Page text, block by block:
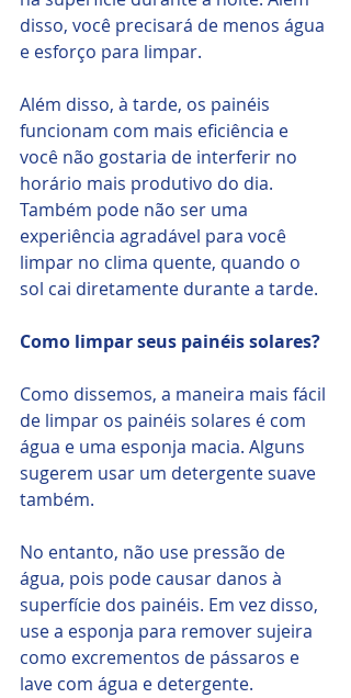
disso, você precisará de menos água
e esforço para limpar.
Além disso, à tarde, os painéis
funcionam com mais eficiência e
você não gostaria de interferir no
horário mais produtivo do dia.
Também pode não ser uma
experiência agradável para você
limpar no clima quente, quando o
sol cai diretamente durante a tarde.
Como limpar seus painéis solares?
Como dissemos, a maneira mais fácil
de limpar os painéis solares é com
água e uma esponja macia. Alguns
sugerem usar um detergente suave
também.
No entanto, não use pressão de
água, pois pode causar danos à
superfície dos painéis. Em vez disso,
use a esponja para remover sujeira
como excrementos de pássaros e
lave com água e detergente.